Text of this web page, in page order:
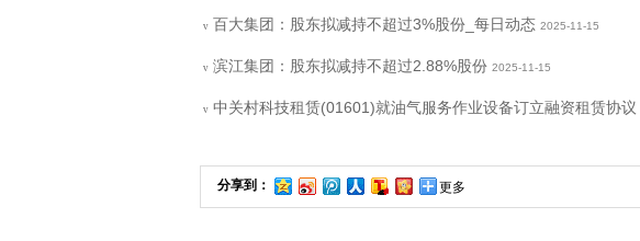
v 百大集团：股东拟减持不超过3%股份_每日动态 2025-11-15
v 滨江集团：股东拟减持不超过2.88%股份 2025-11-15
v 中关村科技租赁(01601)就油气服务作业设备订立融资租赁协议
分享到： 更多